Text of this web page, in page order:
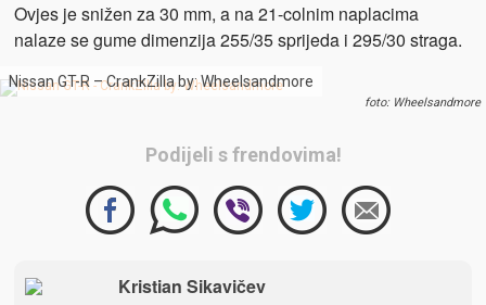
Ovjes je snižen za 30 mm, a na 21-colnim naplacima
nalaze se gume dimenzija 255/35 sprijeda i 295/30 straga.
Nissan GT-R – CrankZilla by: Wheelsandmore
foto: Wheelsandmore
Podijeli s frendovima!
Kristian Sikavičev